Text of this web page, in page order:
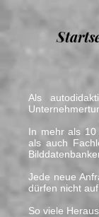
Als
In mehr als 10
als auch
Jede neue
dürfen nicht
So viele